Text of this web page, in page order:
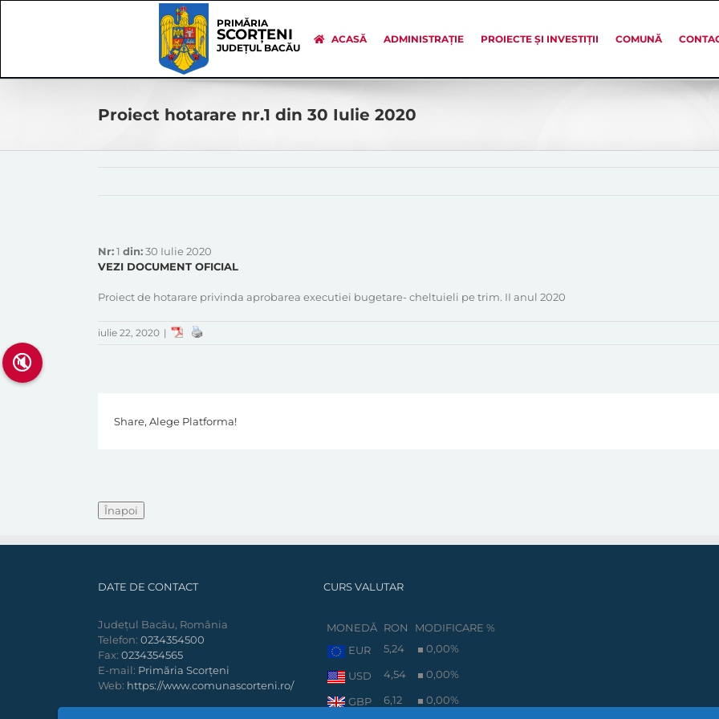
PRIMĂRIA
SCORȚENI
JUDEȚUL BACĂU
ACASĂ ADMINISTRAȚIE PROIECTE ȘI INVESTIȚII COMUNĂ
Proiect hotarare nr.1 din 30 Iulie 2020
Nr:1 din:30 Iulie 2020
VEZI DOCUMENT OFICIAL
Proiect de hotarare privinda aprobarea executiei bugetare- cheltuieli pe trim. II anul 2020
iulie 22, 2020 |
Share, Alege Platforma!
DATE DE CONTACT
Județul Bacău, România
Telefon: 0234354500
Fax: 0234354565
E-mail: Primăria Scorțeni
Web: https://www.comunascorteni.ro/
CURS VALUTAR
MONEDĂ RON
MODIFICARE %
EUR
5,24 0,00%
USD 4,54 0,00%
GBP 6,12 0,00%
🔇